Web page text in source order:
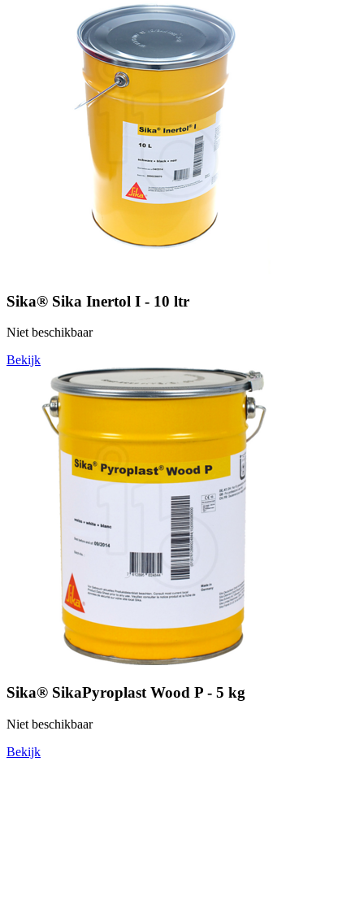
Sika® Sika Inertol I - 10 ltr
Niet beschikbaar
Bekijk
Sika® SikaPyroplast Wood P - 5 kg
Niet beschikbaar
Bekijk